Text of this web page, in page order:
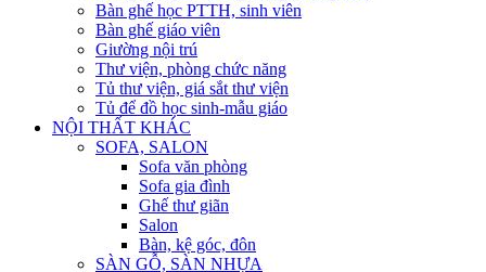
Bàn ghế học PTTH, sinh viên
Bàn ghế giáo viên
Giường nội trú
Thư viện, phòng chức năng
Tủ thư viện, giá sắt thư viện
Tủ để đồ học sinh-mẫu giáo
NỘI THẤT KHÁC
SOFA, SALON
Sofa văn phòng
Sofa gia đình
Ghế thư giãn
Salon
Bàn, kệ góc, đôn
SÀN GỖ, SÀN NHỰA